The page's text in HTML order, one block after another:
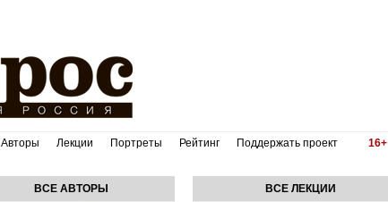
Авторы Лекции Портреты Рейтинг Поддержать проект 16+
ВСЕ АВТОРЫ ВСЕ ЛЕКЦИИ